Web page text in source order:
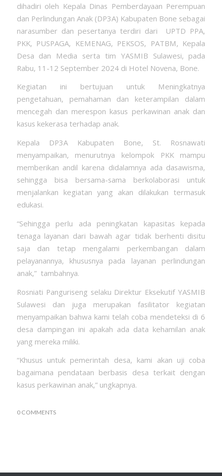
dihadiri oleh Kepala Dinas Pemberdayaan Perempuan
dan Perlindungan Anak (DP3A) Kabupaten Bone sebagai
narasumber dan pesertanya terdiri dari UPTD PPA,
PKK, PUSPAGA, KEMENAG, PEKSOS, PATBM, Kepala
Desa dan Media serta tim YASMIB Sulawesi, pada
Rabu, 11-12 September 2024 di Hotel Novena, Bone.
Kegiatan ini bertujuan untuk Meningkatnya
pengetahuan, pemahaman dan keterampilan dalam
mencegah dan merespon kasus perkawinan anak dan
kasus kekerasa terhadap anak.
Kepala DP3A Kabupaten Bone, St. Rosnawati
menyampaikan, menurutnya kelompok PKK mampu
memberikan andil karena didalamnya ada dasawisma,
sehingga bisa bersama-sama berkolaborasi untuk
menjalankan kegiatan yang akan dilakukan termasuk
edukasi.
“Sehingga perlu ada peningkatan kapasitas kepada
tenaga layanan dari bawah agar tidak berhenti disitu
saja dan tetap mengalami perkembangan dalam
pelayanannya, khususnya pada layanan perlindungan
anak,” tambahnya.
Rosniati Panguriseng selaku Direktur Eksekutif YASMIB
Sulawesi dan juga merupakan fasilitator kegiatan
menyampaikan bahwa kami telah coba mendeteksi di 6
desa dampingan ini apakah ada data kehamilan anak
yang mereka miliki.
“Khusus untuk pemerintah desa, kami akan uji coba
bagaimana pendataan berbasis desa terkait dengan
kasus perkawinan anak,” ungkapnya.
0 COMMENTS